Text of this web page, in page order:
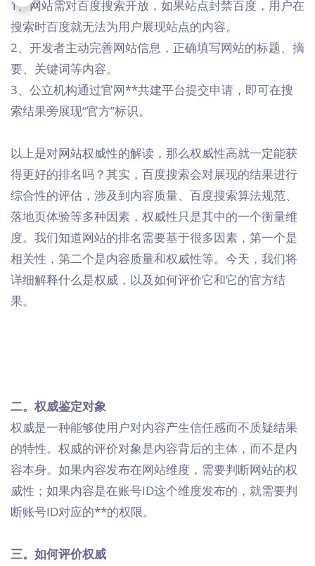
1、网站需对百度搜索开放，如果站点封禁百度，用户在
搜索时百度就无法为用户展现站点的内容。
2、开发者主动完善网站信息，正确填写网站的标题、摘
要、关键词等内容。
3、公立机构通过官网**共建平台提交申请，即可在搜
索结果旁展现“官方”标识。
以上是对网站权威性的解读，那么权威性高就一定能获
得更好的排名吗？其实，百度搜索会对展现的结果进行
综合性的评估，涉及到内容质量、百度搜索算法规范、
落地页体验等多种因素，权威性只是其中的一个衡量维
度。我们知道网站的排名需要基于很多因素，第一个是
相关性，第二个是内容质量和权威性等。今天，我们将
详细解释什么是权威，以及如何评价它和它的官方结
果。
二。权威鉴定对象
权威是一种能够使用户对内容产生信任感而不质疑结果
的特性。权威的评价对象是内容背后的主体，而不是内
容本身。如果内容发布在网站维度，需要判断网站的权
威性；如果内容是在账号ID这个维度发布的，就需要判
断账号ID对应的**的权限。
三。如何评价权威